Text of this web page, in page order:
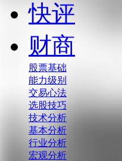
快评
财商
股票基础
能力级别
交易心法
选股技巧
技术分析
基本分析
行业分析
宏观分析